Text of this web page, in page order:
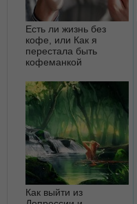
Есть ли жизнь без
кофе, или Как я
перестала быть
кофеманкой
Как выйти из